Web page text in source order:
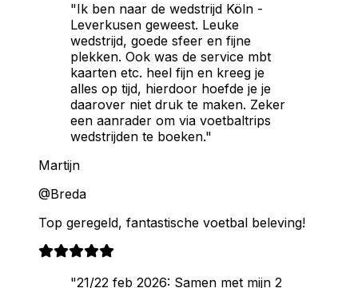
"Ik ben naar de wedstrijd Köln -
Leverkusen geweest. Leuke
wedstrijd, goede sfeer en fijne
plekken. Ook was de service mbt
kaarten etc. heel fijn en kreeg je
alles op tijd, hierdoor hoefde je je
daarover niet druk te maken. Zeker
een aanrader om via voetbaltrips
wedstrijden te boeken."
Martijn
@Breda
Top geregeld, fantastische voetbal beleving!
"21/22 feb 2026: Samen met mijn 2